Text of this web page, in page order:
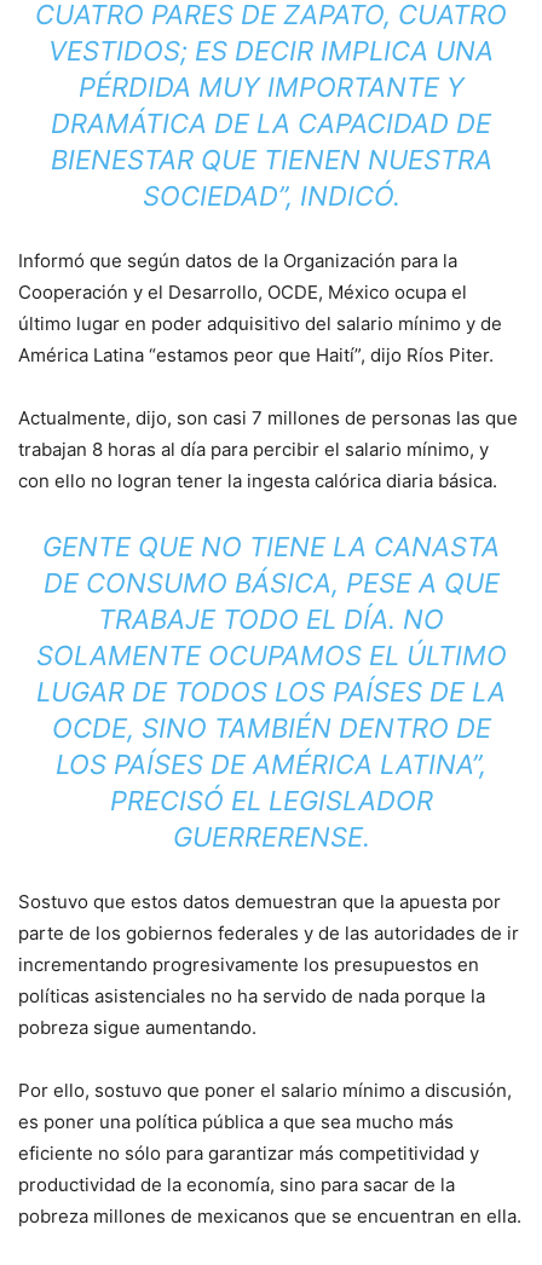
CUATRO PARES DE ZAPATO, CUATRO
VESTIDOS; ES DECIR IMPLICA UNA
PÉRDIDA MUY IMPORTANTE Y
DRAMÁTICA DE LA CAPACIDAD DE
BIENESTAR QUE TIENEN NUESTRA
SOCIEDAD”, INDICÓ.
Informó que según datos de la Organización para la
Cooperación y el Desarrollo, OCDE, México ocupa el
último lugar en poder adquisitivo del salario mínimo y de
América Latina “estamos peor que Haití”, dijo Ríos Piter.
Actualmente, dijo, son casi 7 millones de personas las que
trabajan 8 horas al día para percibir el salario mínimo, y
con ello no logran tener la ingesta calórica diaria básica.
GENTE QUE NO TIENE LA CANASTA
DE CONSUMO BÁSICA, PESE A QUE
TRABAJE TODO EL DÍA. NO
SOLAMENTE OCUPAMOS EL ÚLTIMO
LUGAR DE TODOS LOS PAÍSES DE LA
OCDE, SINO TAMBIÉN DENTRO DE
LOS PAÍSES DE AMÉRICA LATINA”,
PRECISÓ EL LEGISLADOR
GUERRERENSE.
Sostuvo que estos datos demuestran que la apuesta por
parte de los gobiernos federales y de las autoridades de ir
incrementando progresivamente los presupuestos en
políticas asistenciales no ha servido de nada porque la
pobreza sigue aumentando.
Por ello, sostuvo que poner el salario mínimo a discusión,
es poner una política pública a que sea mucho más
eficiente no sólo para garantizar más competitividad y
productividad de la economía, sino para sacar de la
pobreza millones de mexicanos que se encuentran en ella.